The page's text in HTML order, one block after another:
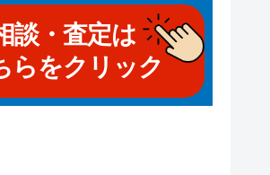
談・査定は
らをクリック